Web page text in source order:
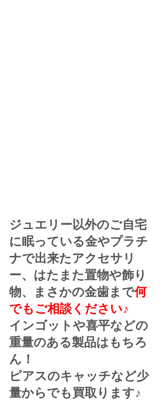
ジュエリー以外のご自宅
に眠っている金やプラチ
ナで出来たアクセサリ
ー、はたまた置物や飾り
物、まさかの金歯まで何
でもご相談ください♪
インゴットや喜平などの
重量のある製品はもちろ
ん！
ピアスのキャッチなど少
量からでも買取ります♪